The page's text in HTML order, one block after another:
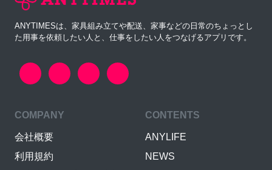
ANYTIMESは、家具組み立てや配送、家事などの日常のちょっとし
た用事を依頼したい人と、仕事をしたい人をつなげるアプリです。
COMPANY
会社概要
利用規約
CONTENTS
ANYLIFE
NEWS